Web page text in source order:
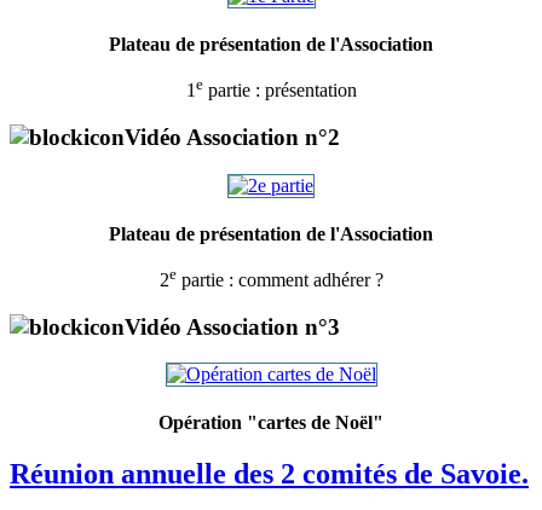
Plateau de présentation de l'Association
1 epartie : présentation
Vidéo Association n°2
Plateau de présentation de l'Association
2epartie : comment adhérer ?
Vidéo Association n°3
Opération "cartes de Noël"
Réunion annuelle des 2 comités de Savoie.